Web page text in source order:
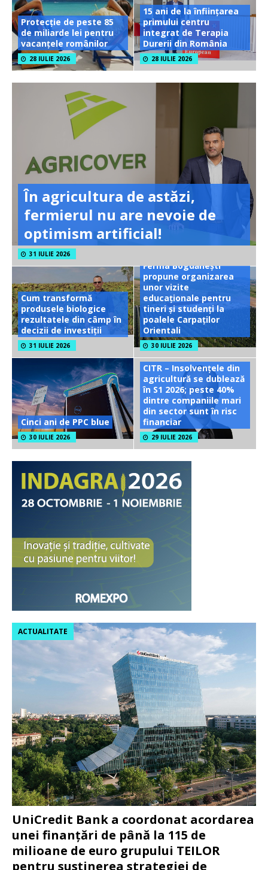
Protecție de peste 85
de miliarde lei pentru
vacanțele românilor
28 IULIE 2026
15 ani de la înființarea
primului centru
integrat de Terapia
Durerii din România
28 IULIE 2026
În agricultura de astăzi,
fermierul nu are nevoie de
optimism artificial!
31 IULIE 2026
Cum transformă
produsele biologice
rezultatele din câmp în
decizii de investiții
31 IULIE 2026
Ferma Bogdănești
propune organizarea
unor vizite
educaționale pentru
tineri și studenți la
poalele Carpaților
Orientali
30 IULIE 2026
Cinci ani de PPC blue
30 IULIE 2026
CITR – Insolvențele din
agricultură se dublează
în S1 2026; peste 40%
dintre companiile mari
din sector sunt în risc
financiar
29 IULIE 2026
UniCredit Bank a coordonat acordarea
unei finanțări de până la 115 de
milioane de euro grupului TEILOR
pentru susținerea strategiei de
ACTUALITATE